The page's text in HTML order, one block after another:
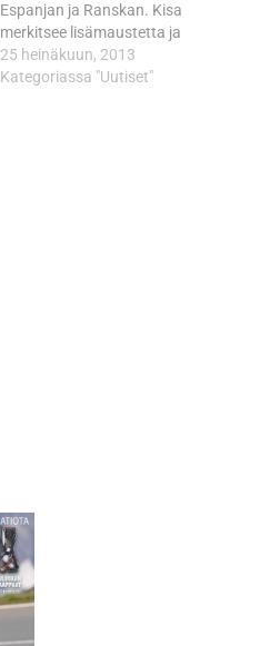
Espanjan ja Ranskan. Kisa
merkitsee lisämaustetta ja
vauhdikasta virittäytymistä
Jyväskylän Killerillä
25 heinäkuun, 2013
Kategoriassa "Uutiset"